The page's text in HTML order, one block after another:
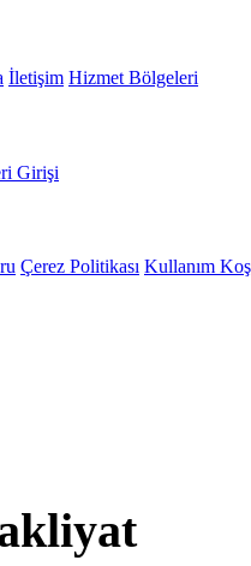
İletişim Hizmet Bölgeleri
Girişi
Çerez Politikası Kullanım